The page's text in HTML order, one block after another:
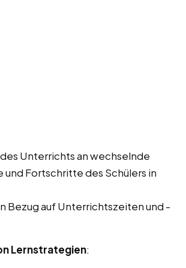
Unterrichts an wechselnde
und Fortschritte des Schülers in
Bezug auf Unterrichtszeiten und -
Lernstrategien: